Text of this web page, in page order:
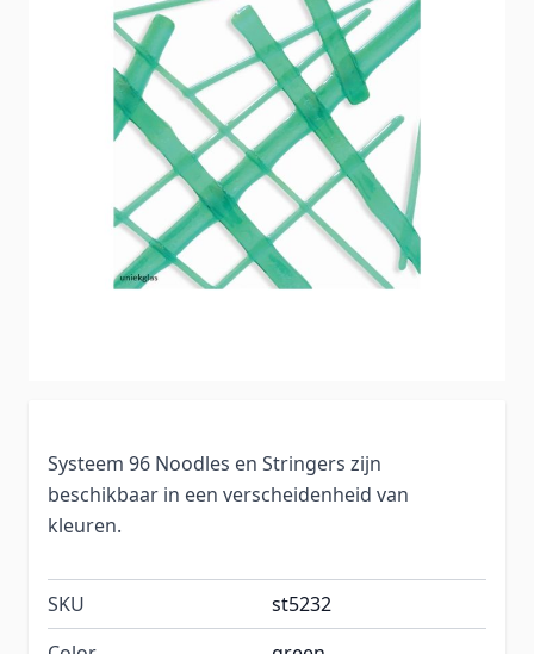
Systeem 96 Noodles en Stringers zijn
beschikbaar in een verscheidenheid van
kleuren.
SKU
st5232